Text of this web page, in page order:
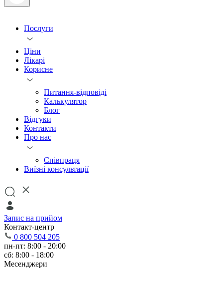
Послуги
Ціни
Лікарі
Корисне
Питання-відповіді
Калькулятор
Блог
Відгуки
Контакти
Про нас
Співпраця
Виїзні консультації
Запис на прийом
Контакт-центр
0 800 504 205
пн-пт: 8:00 - 20:00
сб: 8:00 - 18:00
Месенджери